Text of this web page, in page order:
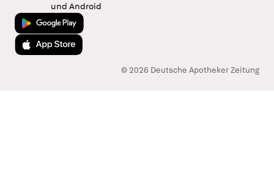
und Android
Jetzt bei Google Play
Laden im App Store
© 2026 Deutsche Apotheker Zeitung